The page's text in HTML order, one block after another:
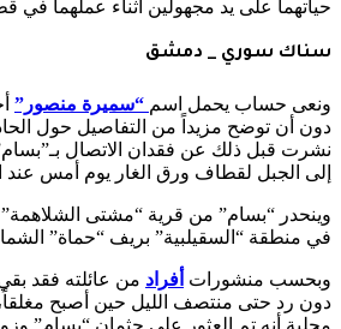
حياتهما على يد مجهولين أثناء عملهما في
سناك سوري _ دمشق
ونعى حساب يحمل اسم “سميرة منصور”
دون أن توضح مزيداً من التفاصيل حول
نشرت قبل ذلك عن فقدان الاتصال بـ”بسام”
إلى الجبل لقطاف ورق الغار يوم أمس عند
وينحدر “بسام” من قرية “مشتى الشلاهمة”
في منطقة “السقيلبية” بريف “حماة”
وبحسب منشورات أفراد من عائلته فقد
دون رد حتى منتصف الليل حين أصبح
محلية أنه تم العثور على جثمان “بسام”